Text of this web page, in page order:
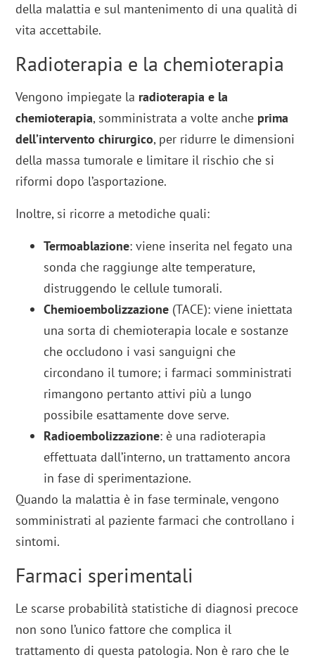
della malattia e sul mantenimento di una qualità di
vita accettabile.
Radioterapia e la chemioterapia
Vengono impiegate la radioterapia e la
chemioterapia, somministrata a volte anche prima
dell’intervento chirurgico, per ridurre le dimensioni
della massa tumorale e limitare il rischio che si
riformi dopo l’asportazione.
Inoltre, si ricorre a metodiche quali:
Termoablazione: viene inserita nel fegato una
sonda che raggiunge alte temperature,
distruggendo le cellule tumorali.
Chemioembolizzazione (TACE): viene iniettata
una sorta di chemioterapia locale e sostanze
che occludono i vasi sanguigni che
circondano il tumore; i farmaci somministrati
rimangono pertanto attivi più a lungo
possibile esattamente dove serve.
Radioembolizzazione: è una radioterapia
effettuata dall’interno, un trattamento ancora
in fase di sperimentazione.
Quando la malattia è in fase terminale, vengono
somministrati al paziente farmaci che controllano i
sintomi.
Farmaci sperimentali
Le scarse probabilità statistiche di diagnosi precoce
non sono l’unico fattore che complica il
trattamento di questa patologia. Non è raro che le